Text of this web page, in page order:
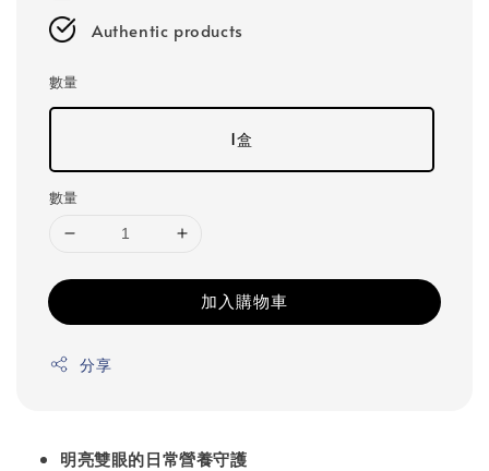
Authentic products
數量
1盒
數量
加入購物車
分享
明亮雙眼的日常營養守護